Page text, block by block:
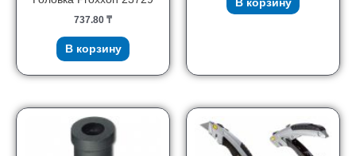
737.80 ₸
В корзину
В корзину